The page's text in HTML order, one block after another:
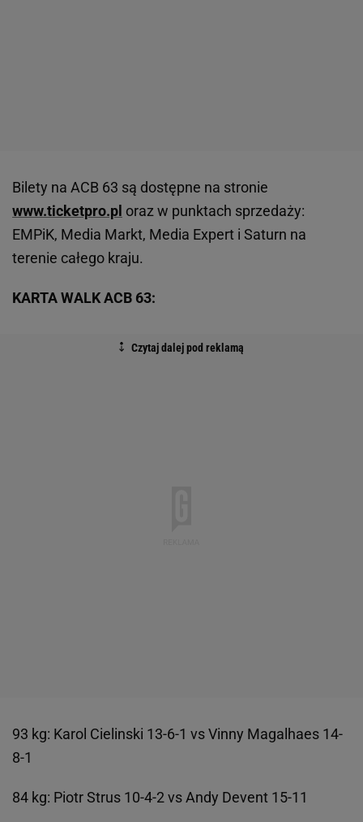
Bilety na ACB 63 są dostępne na stronie
www.ticketpro.pl oraz w punktach sprzedaży:
EMPiK, Media Markt, Media Expert i Saturn na
terenie całego kraju.
KARTA WALK ACB 63:
93 kg: Karol Cielinski 13-6-1 vs Vinny Magalhaes 14-
8-1
84 kg: Piotr Strus 10-4-2 vs Andy Devent 15-11